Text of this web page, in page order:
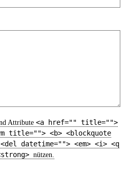
Attribute <a href="" title="">
title=""> <b> <blockquote
datetime=""> <em> <i> <q
nützen.